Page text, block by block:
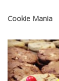
Cookie Mania